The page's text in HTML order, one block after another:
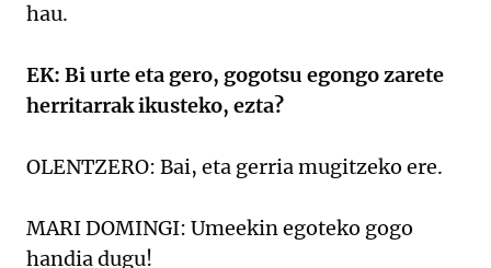
hau.
EK: Bi urte eta gero, gogotsu egongo zarete
herritarrak ikusteko, ezta?
OLENTZERO: Bai, eta gerria mugitzeko ere.
MARI DOMINGI: Umeekin egoteko gogo
handia dugu!